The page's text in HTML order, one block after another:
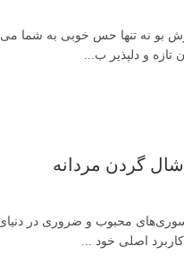
بو نه تنها حس خوبی به شما
و دلپذیر ب...
گردن مردانه
محبوب و ضروری در دنیای
اصلی خود ...